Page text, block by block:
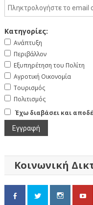
Κατηγορίες:
Ανάπτυξη
Περιβάλλον
Εξυπηρέτηση του Πολίτη
Αγροτική Οικονομία
Τουρισμός
Πολιτισμός
Έχω διαβάσει και
Κοινωνική